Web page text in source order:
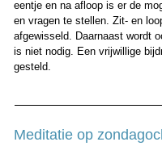
eentje en na afloop is er de
en vragen te stellen. Zit- en
afgewisseld. Daarnaast wordt
is niet nodig. Een vrijwillige
gesteld.
Meditatie op